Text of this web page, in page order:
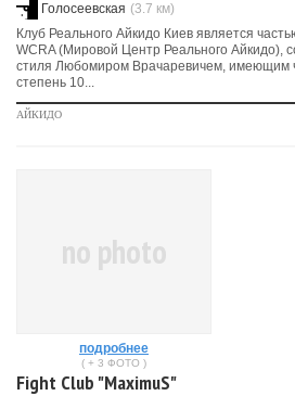
Голосеевская (3.7 км)
Клуб Реального Айкидо Киев является
WCRA (Мировой Центр Реального Айкидо),
стиля Любомиром Врачаревичем, имеющим
степень 10...
АЙКИДО
no photo
подробнее
( + 3 ФОТО )
Fight Club "MaximuS"